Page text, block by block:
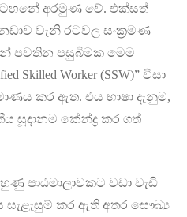
අරමුණ වේ. එක්සත්
වැනි රටවල සංක්‍රමණ
පවතින පසුබිමක මෙම
Skilled Worker (SSW)” වීසා
කර ඇත. එය භාෂා දැනුම,
සූදානම කේන්ද්‍ර කර ගත්
පාඨමාලාවකට වඩා වැඩි
සැළැසුම් කර ඇති අතර සෞඛ්‍ය